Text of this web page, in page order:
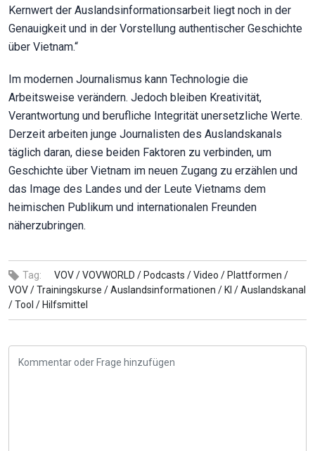
Kernwert der Auslandsinformationsarbeit liegt noch in der
Genauigkeit und in der Vorstellung authentischer Geschichte
über Vietnam.“
Im modernen Journalismus kann Technologie die
Arbeitsweise verändern. Jedoch bleiben Kreativität,
Verantwortung und berufliche Integrität unersetzliche Werte.
Derzeit arbeiten junge Journalisten des Auslandskanals
täglich daran, diese beiden Faktoren zu verbinden, um
Geschichte über Vietnam im neuen Zugang zu erzählen und
das Image des Landes und der Leute Vietnams dem
heimischen Publikum und internationalen Freunden
näherzubringen.
Tag: VOV /VOVWORLD / Podcasts /Video / Plattformen /
VOV /Trainingskurse /Auslandsinformationen / KI /Auslandskanal
/Tool / Hilfsmittel